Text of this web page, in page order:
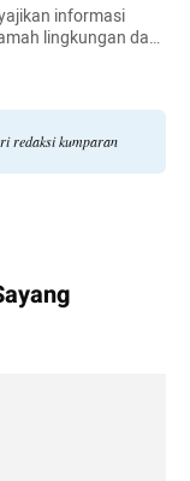
informasi
lingkungan dan
bumi kita yang
redaksi kumparan